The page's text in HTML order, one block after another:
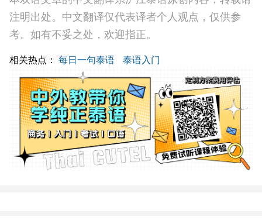
注明出处。中文翻译仅代表译者个人观点，仅供参
考。如有不妥之处，欢迎指正。
相关热点： 每日一句泰语 泰语入门